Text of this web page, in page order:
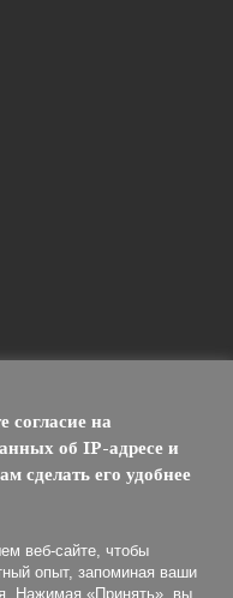
согласие на
об IP-адресе и
сделать его удобнее
веб-сайте, чтобы
опыт, запоминая ваши
Нажимая «Принять», вы